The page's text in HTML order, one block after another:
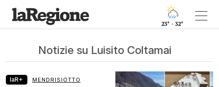
23° - 32°
Notizie su Luisito Coltamai
laR+ MENDRISIOTTO